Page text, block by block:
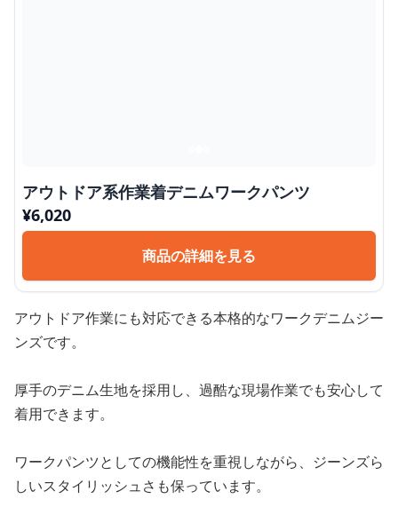
アウトドア系作業着デニムワークパンツ
¥6,020
商品の詳細を見る
アウトドア作業にも対応できる本格的なワークデニムジー
ンズです。
厚手のデニム生地を採用し、過酷な現場作業でも安心して
着用できます。
ワークパンツとしての機能性を重視しながら、ジーンズら
しいスタイリッシュさも保っています。